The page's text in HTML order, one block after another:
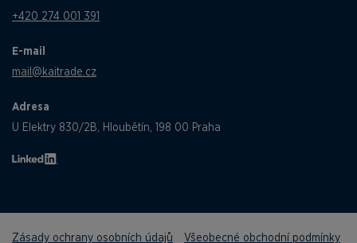
+420 274 001 391
E-mail
mail@kaitrade.cz
Adresa
U Elektry 830/2B, Hloubětín, 198 00 Praha
Zásady ochrany osobních údajů Všeobecné obchodní podmínky